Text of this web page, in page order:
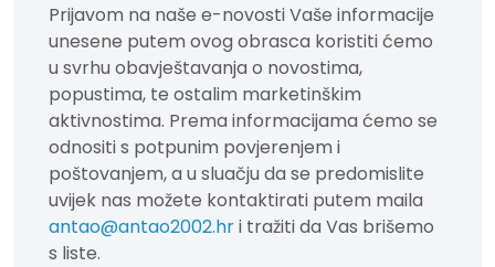
Prijavom na naše e-novosti Vaše informacije
unesene putem ovog obrasca koristiti ćemo
u svrhu obavještavanja o novostima,
popustima, te ostalim marketinškim
aktivnostima. Prema informacijama ćemo se
odnositi s potpunim povjerenjem i
poštovanjem, a u sluačju da se predomislite
uvijek nas možete kontaktirati putem maila
antao@antao2002.hri tražiti da Vas brišemo
s liste.